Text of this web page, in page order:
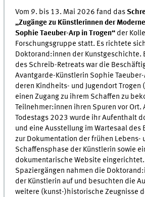
Vom 9. bis 13. Mai 2026 fand das
„Zugänge zu Künstlerinnen der
Sophie Taeuber-Arp in Trogen“ der
Forschungsgruppe statt. Es richtete
Doktorand:innen der Kunstgeschichte.
des Schreib-Retreats war die
Avantgarde-Künstlerin Sophie
deren Kindheits- und Jugendort Trogen
einen Zugang zu ihrem Schaffen zu
Teilnehmer:innen ihren Spuren vor Ort.
Todestags 2023 wurde ihr Aufenthalt
und eine Ausstellung im Wartesaal des
zur Dokumentation der frühen Lebens-
Schaffensphase der Künstlerin sowie
dokumentarische Website eingerichtet.
Spaziergängen nahmen die
der Künstlerin auf und besuchten die
weitere (kunst-)historische Zeugnisse